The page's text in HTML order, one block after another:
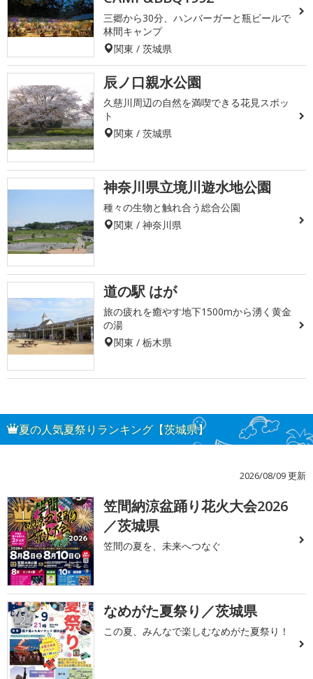
三郷から30分、ハンバーガーと瓶ビールで
林間キャンプ
関東 / 茨城県
辰ノ口親水公園
久慈川周辺の自然を満喫できる花見スポッ
ト
関東 / 茨城県
神奈川県立境川遊水地公園
種々の生物と触れ合う総合公園
関東 / 神奈川県
道の駅 はが
旅の疲れを癒やす地下1500mから湧く黄金
の湯
関東 / 栃木県
夏の人気夏祭りランキング【茨城県】
2026/08/09 更新
1
笠間納涼盆踊り花火大会2026
／茨城県
笠間の夏を、未来へつなぐ
2 なめがた夏祭り／茨城県
この夏、みんなで楽しむなめがた夏祭り！